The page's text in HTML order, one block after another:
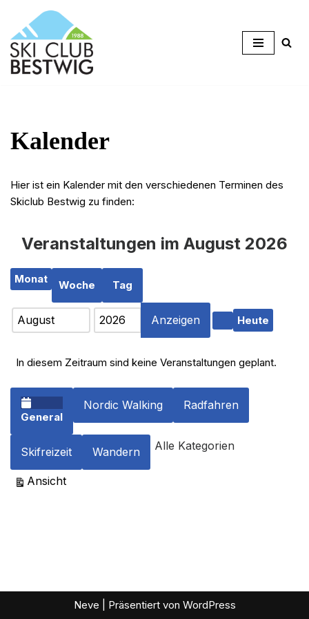
Zum
Inhalt
springen
Kalender
Hier ist ein Kalender mit den verschiedenen Terminen des
Skiclub Bestwig zu finden:
Veranstaltungen im August 2026
Monat Woche Tag
Monat
Jahr Zurück
Heute
In diesem Zeitraum sind keine Veranstaltungen geplant.
Kategorien
General
Nordic Walking Radfahren
Skifreizeit Wandern Alle Kategorien
Ansichtausdrucken
Neve | Präsentiert von WordPress